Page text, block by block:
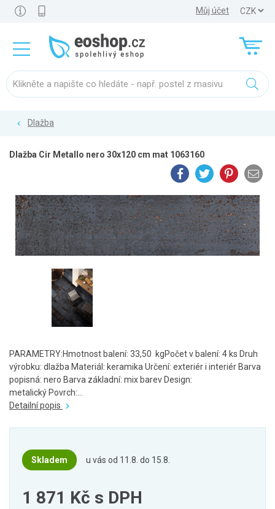
Můj účet
Dlažba
Dlažba Cir Metallo nero 30x120 cm mat 1063160
PARAMETRY:Hmotnost balení: 33,50 kgPočet v balení: 4 ks Druh
výrobku: dlažba Materiál: keramika Určení: exteriér i interiér Barva
popisná: nero Barva základní: mix barev Design:
metalický Povrch:...
Detailní popis
Skladem u vás od 11.8. do 15.8.
1 871 Kč s DPH